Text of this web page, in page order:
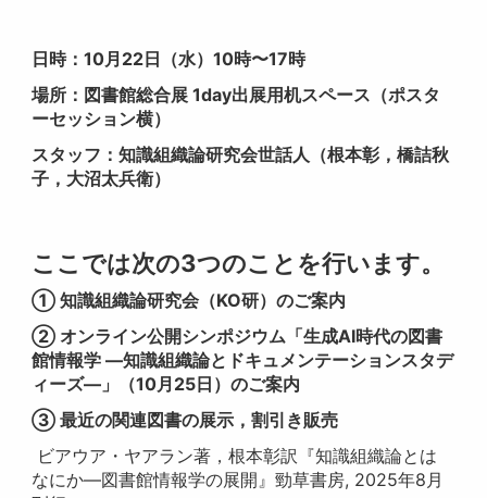
日時：10月22日（水）10時〜17時
場所：図書館総合展 1day出展用机スペース（ポスタ
ーセッション横）
スタッフ：知識組織論研究会世話人（根本彰，橋詰秋
子，大沼太兵衛）
ここでは次の3つのことを行います。
① 知識組織論研究会（KO研）のご案内
② オンライン公開シンポジウム「生成AI時代の図書
館情報学 —知識組織論とドキュメンテーションスタデ
ィーズ—」（10月25日）のご案内
③ 最近の関連図書の展示，割引き販売
ビアウア・ヤアラン著，根本彰訳『知識組織論とは
なにか—図書館情報学の展開』勁草書房, 2025年8月